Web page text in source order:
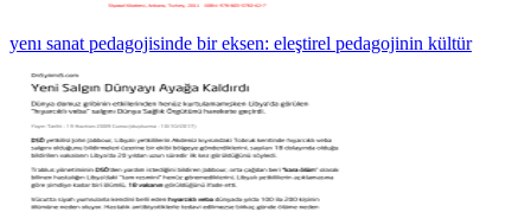
yenı sanat pedagojisinde bir eksen: eleştirel pedagojinin kültür